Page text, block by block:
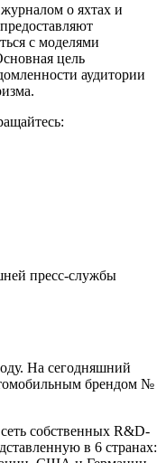
о яхтах и
с моделями
цель
аудитории
пресс-службы
На сегодняшний
брендом №
собственных R&D-
в 6 странах: